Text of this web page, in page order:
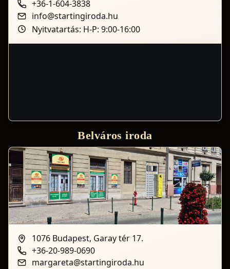
+36-1-604-3838
info@startingiroda.hu
Nyitvatartás: H-P: 9:00-16:00
Belváros iroda
1076 Budapest, Garay tér 17.
+36-20-989-0690
margareta@startingiroda.hu